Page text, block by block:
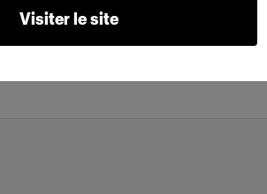
Visiter le site